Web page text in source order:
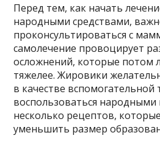
Перед тем, как начать
народными средствами,
проконсультироваться с
самолечение провоцирует
осложнений, которые потом
тяжелее. Жировики
в качестве
воспользоваться
несколько рецептов,
уменьшить размер